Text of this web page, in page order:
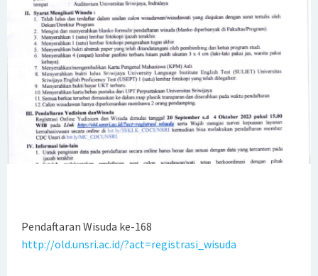
Sarjana dan Magister
Edaran Kegiatan Akademik Semester Genap 2024/2025
Fakultas Ekonomi Universitas Sriwijaya
PENGUMUMAN WISUDA UNIVERSITAS SRIWIJAYA PERIODE 176
SK Rektor tentang Penetapan Mahasiswa yang
Mengajukan Penundaan Kegiatan Akademik (Stop Out) di
2024/2025
Pendaftaran Wisuda ke-168
http://old.unsri.ac.id/?act=registrasi_wisuda